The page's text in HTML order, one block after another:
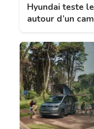
Hyundai teste
autour d’un